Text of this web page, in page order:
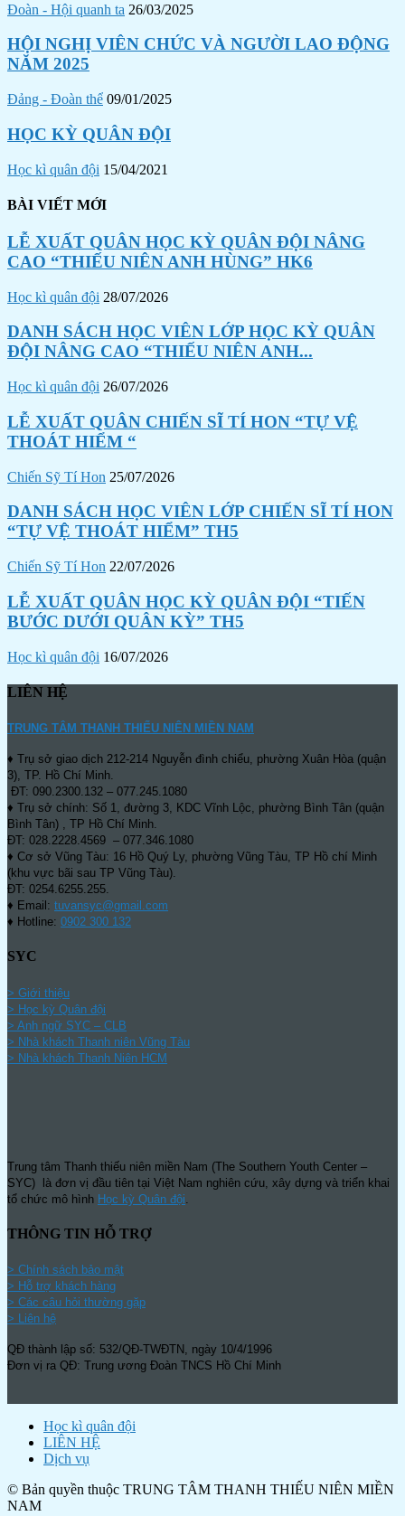
Đoàn - Hội quanh ta 26/03/2025
HỘI NGHỊ VIÊN CHỨC VÀ NGƯỜI LAO ĐỘNG
NĂM 2025
Đảng - Đoàn thể 09/01/2025
HỌC KỲ QUÂN ĐỘI
Học kì quân đội 15/04/2021
BÀI VIẾT MỚI
LỄ XUẤT QUÂN HỌC KỲ QUÂN ĐỘI NÂNG
CAO “THIẾU NIÊN ANH HÙNG” HK6
Học kì quân đội 28/07/2026
DANH SÁCH HỌC VIÊN LỚP HỌC KỲ QUÂN
ĐỘI NÂNG CAO “THIẾU NIÊN ANH...
Học kì quân đội 26/07/2026
LỄ XUẤT QUÂN CHIẾN SĨ TÍ HON “TỰ VỆ
THOÁT HIỂM “
Chiến Sỹ Tí Hon 25/07/2026
DANH SÁCH HỌC VIÊN LỚP CHIẾN SĨ TÍ HON
“TỰ VỆ THOÁT HIỂM” TH5
Chiến Sỹ Tí Hon 22/07/2026
LỄ XUẤT QUÂN HỌC KỲ QUÂN ĐỘI “TIẾN
BƯỚC DƯỚI QUÂN KỲ” TH5
Học kì quân đội 16/07/2026
LIÊN HỆ
TRUNG TÂM THANH THIẾU NIÊN MIỀN NAM
♦ Trụ sở giao dịch 212-214 Nguyễn đình chiểu, phường Xuân Hòa (quận
3), TP. Hồ Chí Minh.
ĐT: 090.2300.132 – 077.245.1080
♦ Trụ sở chính: Số 1, đường 3, KDC Vĩnh Lộc, phường Bình Tân (quận
Bình Tân) , TP Hồ Chí Minh.
ĐT: 028.2228.4569 – 077.346.1080
♦ Cơ sở Vũng Tàu: 16 Hồ Quý Ly, phường Vũng Tàu, TP Hồ chí Minh
(khu vực bãi sau TP Vũng Tàu).
ĐT: 0254.6255.255.
♦ Email: tuvansyc@gmail.com
♦ Hotline: 0902 300 132
SYC
> Giới thiệu
> Học kỳ Quân đội
> Anh ngữ SYC – CLB
> Nhà khách Thanh niên Vũng Tàu
> Nhà khách Thanh Niên HCM
Trung tâm Thanh thiếu niên miền Nam (The Southern Youth Center –
SYC) là đơn vị đầu tiên tại Việt Nam nghiên cứu, xây dựng và triển khai
tổ chức mô hình Học kỳ Quân đội
THÔNG TIN HỖ TRỢ
> Chính sách bảo mật
> Hỗ trợ khách hàng
> Các câu hỏi thường gặp
> Liên hệ
QĐ thành lập số: 532/QĐ-TWĐTN, ngày 10/4/1996
Đơn vị ra QĐ: Trung ương Đoàn TNCS Hồ Chí Minh
Học kì quân đội
LIÊN HỆ
Dịch vụ
© Bản quyền thuộc TRUNG TÂM THANH THIẾU NIÊN MIỀN
NAM